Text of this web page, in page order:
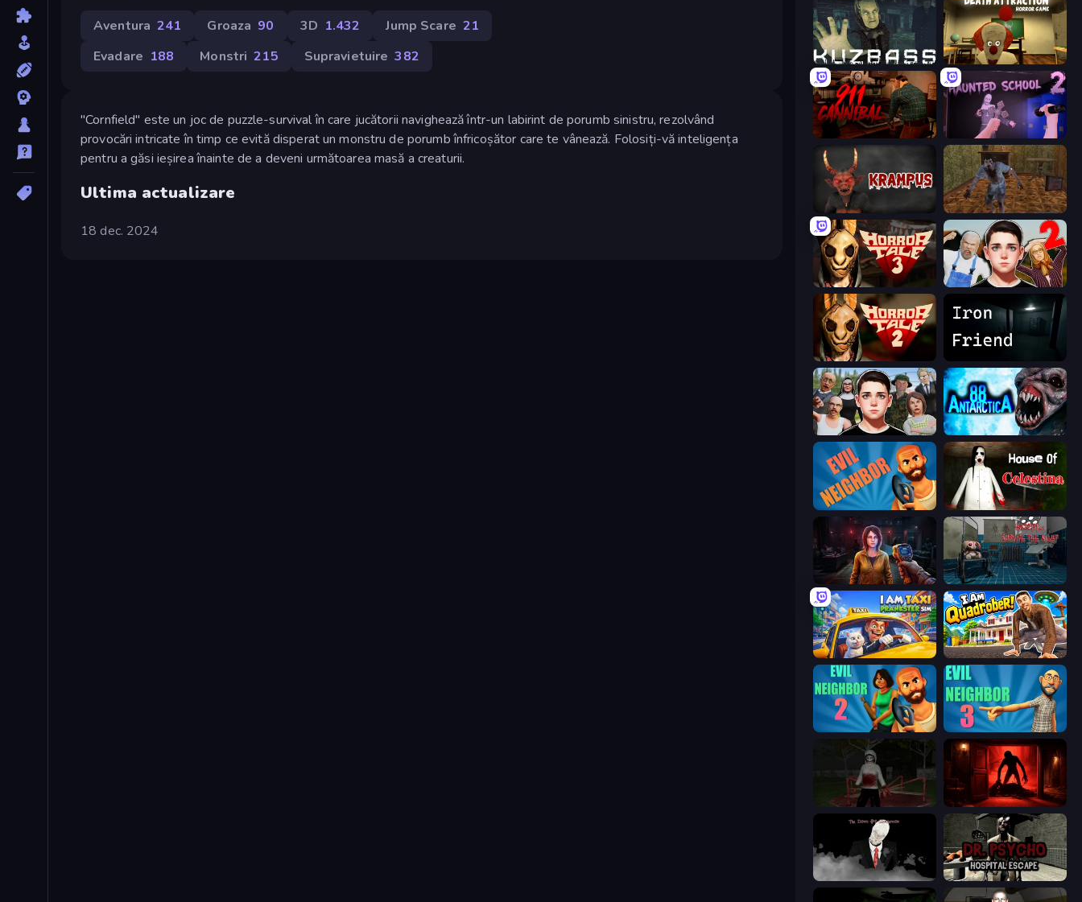
Aventura 241 Groaza 90 3D 1.432 Jump Scare 21
Evadare 188 Monstri 215 Supravietuire 382
"Cornfield" este un joc de puzzle-survival în care jucătorii navighează într-un labirint de porumb sinistru, rezolvând
provocări intricate în timp ce evită disperat un monstru de porumb înfricoșător care te vânează. Folosiți-vă inteligența
pentru a găsi ieșirea înainte de a deveni următoarea masă a creaturii.
Ultima actualizare
18 dec. 2024
Kuzbass Horror Death Attraction: Horror Game
911: Cannibal Haunted School 2
Krampus Creepy Granny Scream: Scary Freddy
Schoolboy Escape 2
Schoolboy Escape: Runaway Antarctica 88
Evil Neighbor House of Celestina
Survival Zone Zombie Outbreak Hospital: Survive the Night
I Am Taxi Prankster Sim I Am Quadrober!
Evil Neighbor 2 Evil Neighbor 3
Jeff the Killer: Horrendous Smile Doors Castle
The Dawn of Slenderman Dr. Psycho: Hospital Escape